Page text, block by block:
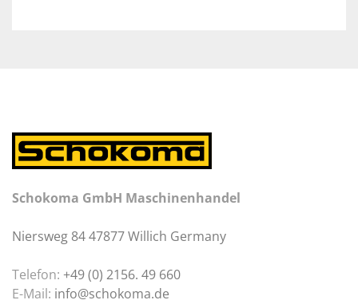
Schokoma GmbH Maschinenhandel
Niersweg 84 47877 Willich Germany
Telefon: +49 (0) 2156. 49 660
E-Mail: info@schokoma.de